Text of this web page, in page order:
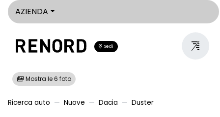
AZIENDA
Sedi
Mostra le 6 foto
Ricerca auto Nuove Dacia Duster